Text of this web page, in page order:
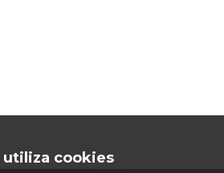
cookies